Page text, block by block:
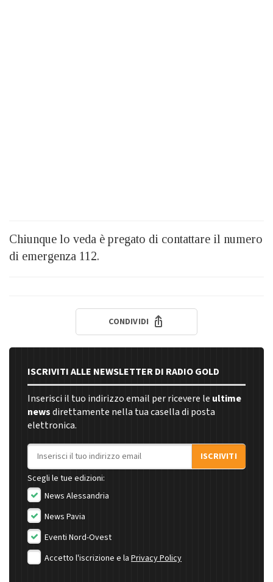
Chiunque lo veda è pregato di contattare il numero
di emergenza 112.
CONDIVIDI
ISCRIVITI ALLE NEWSLETTER DI RADIO GOLD
Inserisci il tuo indirizzo email per ricevere le ultime
newsdirettamente nella tua casella di posta
elettronica.
Indirizzo email
ISCRIVITI
Scegli le tue edizioni:
News Alessandria
News Pavia
Eventi Nord-Ovest
Accetto l'iscrizione e la Privacy Policy